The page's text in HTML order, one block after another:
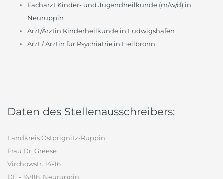
Facharzt Kinder- und Jugendheilkunde (m/w/d) in
Neuruppin
Arzt/Ärztin Kinderheilkunde in Ludwigshafen
Arzt / Ärztin für Psychiatrie in Heilbronn
Daten des Stellenausschreibers:
Landkreis Ostprignitz-Ruppin
Frau Dr. Greese
Virchowstr. 14-16
DE - 16816, Neuruppin